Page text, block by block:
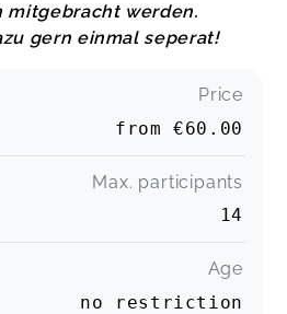
mitgebracht werden.
gern einmal seperat!
Price
from€60.00
Max. participants
14
Age
no restriction